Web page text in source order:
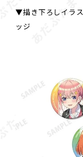
▼描き下ろしイラ
ッジ